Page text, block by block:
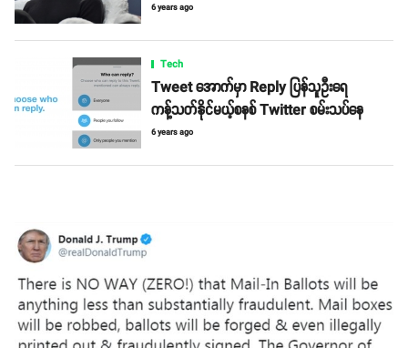
6 years ago
Tech
Tweet အောက်မှာ Reply ပြန်သူဦးရေ
ကန့်သတ်နိုင်မယ့်စနစ် Twitter စမ်းသပ်နေ
6 years ago